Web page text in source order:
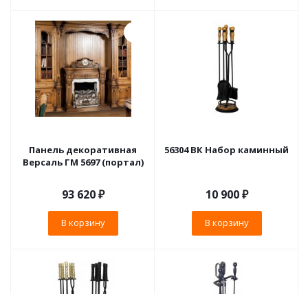
Панель декоративная
Версаль ГМ 5697 (портал)
93 620₽
В корзину
56304 ВК Набор каминный
10 900₽
В корзину